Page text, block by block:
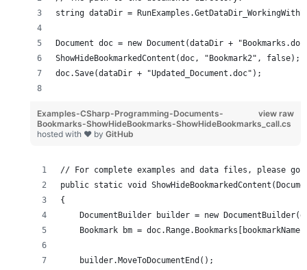
string dataDir =
Document doc = new Document(dataDir +
ShowHideBookmarkedContent(doc, "Bookmark2", false);
doc.Save(dataDir + "Updated_Document.doc");
view raw
Examples-CSharp-Programming-Documents-
Bookmarks-ShowHideBookmarks-ShowHideBookmarks_call.cs
hosted with ❤ by GitHub
// For complete examples and data files, please go
public static void
{
DocumentBuilder builder = new
Bookmark bm =
    builder.MoveToDocumentEnd();